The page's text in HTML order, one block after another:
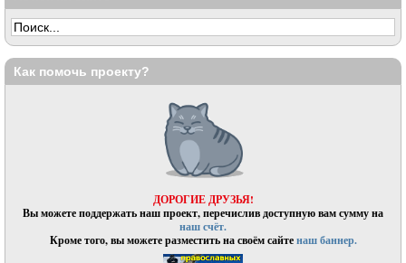
Как помочь проекту?
ДОРОГИЕ ДРУЗЬЯ!
Вы можете поддержать наш проект, перечислив доступную вам сумму на
наш счёт.
Кроме того, вы можете разместить на своём сайтенаш баннер.